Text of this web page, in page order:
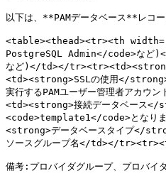
以下は、**PAMデータベース**レコ
<table><thead><tr><th
PostgreSQL Admin</code>な
など)</td></
<td><strong>SSLの使用</
実行するPAMユーザー管理者アカウ
<td><strong>接続データベース</
<code>template1</code>とな
<strong>データベースタイプ</
ソースグループ名</td></
備考:プロバイダグループ、プロバイ